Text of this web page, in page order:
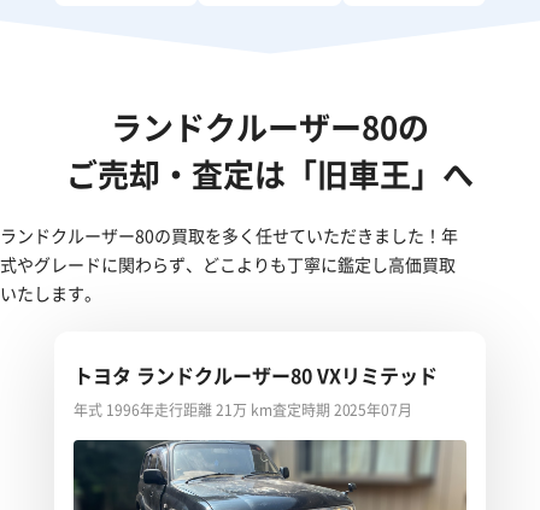
ランドクルーザー80の
ご売却・査定は「旧車王」へ
ランドクルーザー80の買取を多く任せていただきました！年
式やグレードに関わらず、どこよりも丁寧に鑑定し高価買取
いたします。
トヨタ ランドクルーザー80 VXリミテッド
年式 1996年走行距離 21万 km査定時期 2025年07月